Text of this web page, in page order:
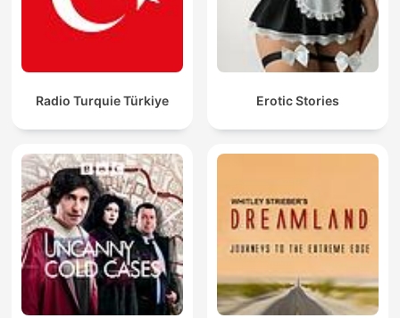
Radio Turquie Türkiye Erotic Stories